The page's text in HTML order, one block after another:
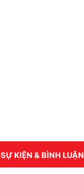
SỰ KIỆN & BÌNH LUẬN